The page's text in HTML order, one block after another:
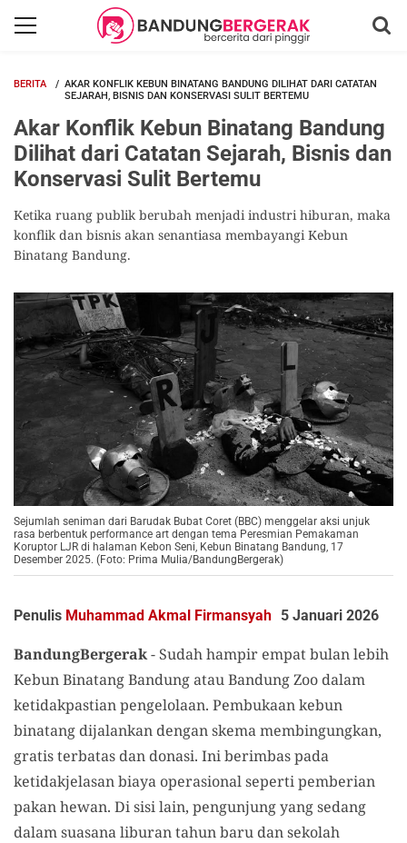
BERITA
AKAR KONFLIK KEBUN BINATANG BANDUNG DILIHAT DARI CATATAN
SEJARAH, BISNIS DAN KONSERVASI SULIT BERTEMU
Akar Konflik Kebun Binatang Bandung
Dilihat dari Catatan Sejarah, Bisnis dan
Konservasi Sulit Bertemu
Ketika ruang publik berubah menjadi industri hiburan, maka
konflik dan bisnis akan senantiasa membayangi Kebun
Binatang Bandung.
Sejumlah seniman dari Barudak Bubat Coret (BBC) menggelar aksi unjuk
rasa berbentuk performance art dengan tema Peresmian Pemakaman
Koruptor LJR di halaman Kebon Seni, Kebun Binatang Bandung, 17
Desember 2025. (Foto: Prima Mulia/BandungBergerak)
Penulis Muhammad Akmal Firmansyah 5 Januari 2026
BandungBergerak- Sudah hampir empat bulan lebih
Kebun Binatang Bandung atau Bandung Zoo dalam
ketidakpastian pengelolaan. Pembukaan kebun
binatang dijalankan dengan skema membingungkan,
gratis terbatas dan donasi. Ini berimbas pada
ketidakjelasan biaya operasional seperti pemberian
pakan hewan. Di sisi lain, pengunjung yang sedang
dalam suasana liburan tahun baru dan sekolah